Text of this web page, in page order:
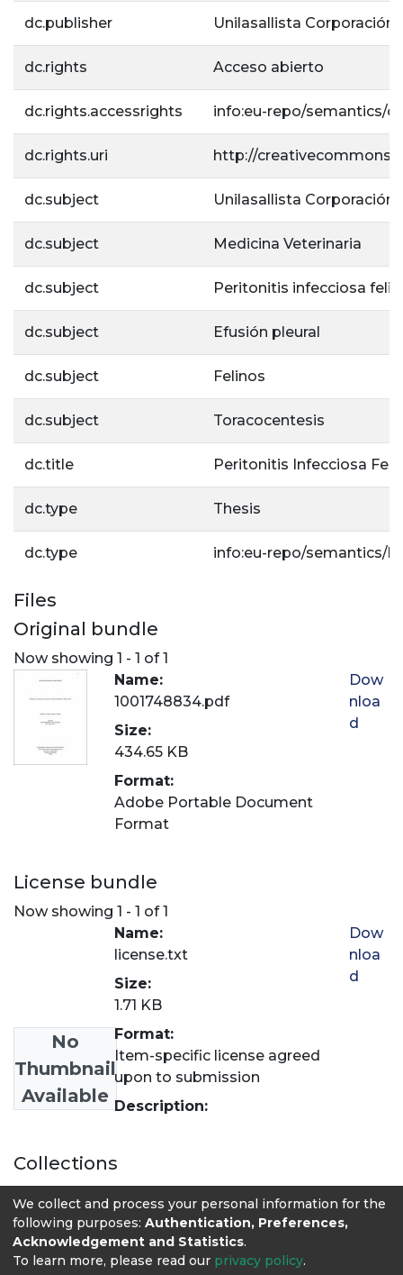
dc.publisher Unilasallista Corporación
dc.rights Acceso abierto
dc.rights.accessrights info:eu-repo/semantics/
dc.rights.uri http://
dc.subject Unilasallista Corporación
dc.subject Medicina Veterinaria
dc.subject Peritonitis infecciosa
dc.subject Efusión pleural
dc.subject Felinos
dc.subject Toracocentesis
dc.title Peritonitis Infecciosa
dc.type Thesis
dc.type info:eu-repo/semantics/
Files
Original bundle
Now showing 1 - 1 of 1
Name:
1001748834.pdf
Size:
434.65 KB
Format:
Adobe Portable Document
Format
Dow
nloa
d
License bundle
Now showing 1 - 1 of 1
No
Thumbnail
Available
Name:
license.txt
Size:
1.71 KB
Format:
Item-specific license agreed
upon to submission
Description:
Dow
nloa
d
Collections
Medicina Veterinaria
We collect and process your personal information for the
following purposes: Authentication, Preferences,
Acknowledgement and Statistics.
To learn more, please read our privacy policy.